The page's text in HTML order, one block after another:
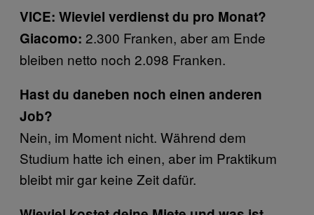
VICE: Wieviel verdienst du pro Monat?
Giacomo: 2.300 Franken, aber am Ende
bleiben netto noch 2.098 Franken.
Hast du daneben noch einen anderen
Job?
Nein, im Moment nicht. Während dem
Studium hatte ich einen, aber im Praktikum
bleibt mir gar keine Zeit dafür.